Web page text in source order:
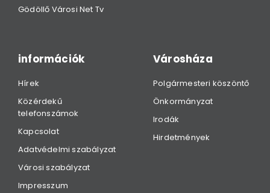
Gödöllő Városi Net Tv
információk
Hírek
Közérdekű
telefonszámok
Kapcsolat
Adatvédelmi szabályzat
Városi szabályzat
Impresszum
Városháza
Polgármesteri köszöntő
Önkormányzat
Irodák
Hirdetmények